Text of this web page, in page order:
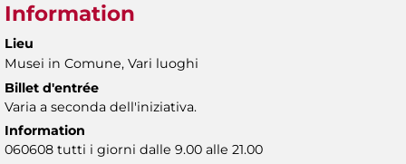
Information
Lieu
Musei in Comune, Vari luoghi
Billet d'entrée
Varia a seconda dell'iniziativa.
Information
060608 tutti i giorni dalle 9.00 alle 21.00